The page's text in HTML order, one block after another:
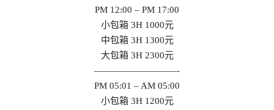
PM 12:00 – PM 17:00
小包箱 3H 1000元
中包箱 3H 1300元
大包箱 3H 2300元
—————————-
PM 05:01 – AM 05:00
小包箱 3H 1200元